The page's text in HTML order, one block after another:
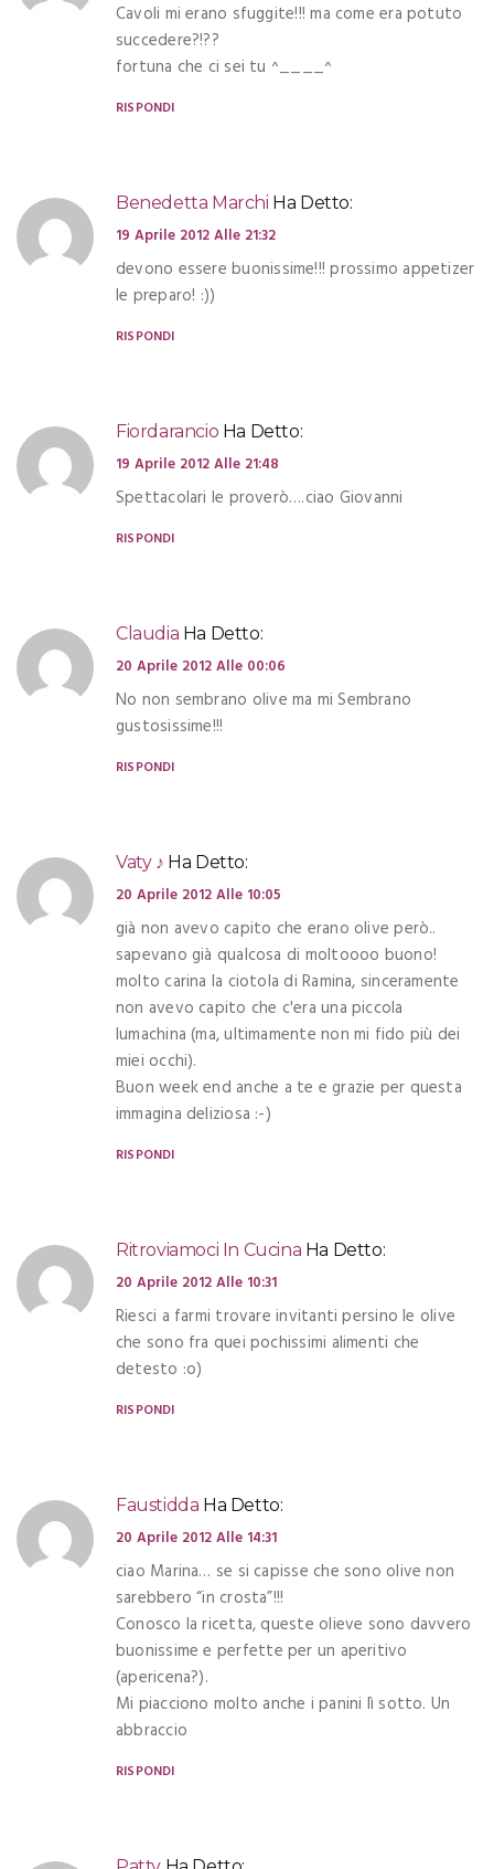
Cavoli mi erano sfuggite!!! ma come era potuto
succedere?!??
fortuna che ci sei tu ^____^
RISPONDI
Benedetta Marchi Ha Detto:
19 Aprile 2012 Alle 21:32
devono essere buonissime!!! prossimo appetizer
le preparo! :))
RISPONDI
Fiordarancio Ha Detto:
19 Aprile 2012 Alle 21:48
Spettacolari le proverò….ciao Giovanni
RISPONDI
Claudia Ha Detto:
20 Aprile 2012 Alle 00:06
No non sembrano olive ma mi Sembrano
gustosissime!!!
RISPONDI
Vaty ♪ Ha Detto:
20 Aprile 2012 Alle 10:05
già non avevo capito che erano olive però..
sapevano già qualcosa di moltoooo buono!
molto carina la ciotola di Ramina, sinceramente
non avevo capito che c'era una piccola
lumachina (ma, ultimamente non mi fido più dei
miei occhi).
Buon week end anche a te e grazie per questa
immagina deliziosa :-)
RISPONDI
Ritroviamoci In Cucina Ha Detto:
20 Aprile 2012 Alle 10:31
Riesci a farmi trovare invitanti persino le olive
che sono fra quei pochissimi alimenti che
detesto :o)
RISPONDI
Faustidda Ha Detto:
20 Aprile 2012 Alle 14:31
ciao Marina… se si capisse che sono olive non
sarebbero “in crosta”!!!
Conosco la ricetta, queste olieve sono davvero
buonissime e perfette per un aperitivo
(apericena?).
Mi piacciono molto anche i panini lì sotto. Un
abbraccio
RISPONDI